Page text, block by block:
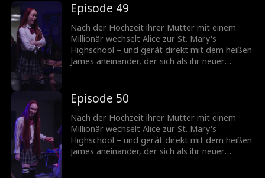
Episode 49
Nach der Hochzeit ihrer Mutter mit einem
Millionär wechselt Alice zur St. Mary's
Highschool – und gerät direkt mit dem heißen
James aneinander, der sich als ihr neuer
knisternden Spannung mehr?
Episode 50
Nach der Hochzeit ihrer Mutter mit einem
Millionär wechselt Alice zur St. Mary's
Highschool – und gerät direkt mit dem heißen
James aneinander, der sich als ihr neuer